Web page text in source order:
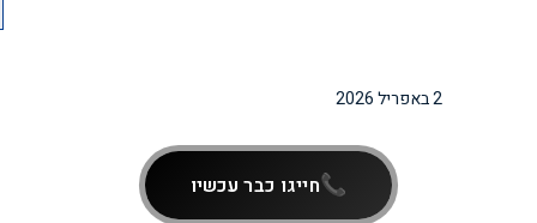
2 באפריל 2026
חייגו כבר עכשיו